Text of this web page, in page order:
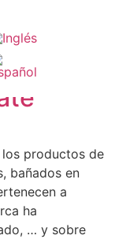
productos de
bañados en
a
ha
… y sobre